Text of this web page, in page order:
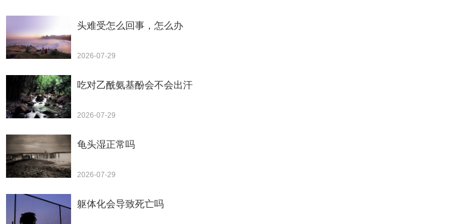
头难受怎么回事，怎么办
2026-07-29
吃对乙酰氨基酚会不会出汗
2026-07-29
龟头湿正常吗
2026-07-29
躯体化会导致死亡吗